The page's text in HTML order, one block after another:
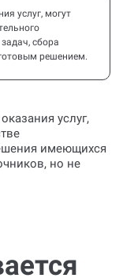
услуг, могут
сбора
решением.
услуг,
имеющихся
но не